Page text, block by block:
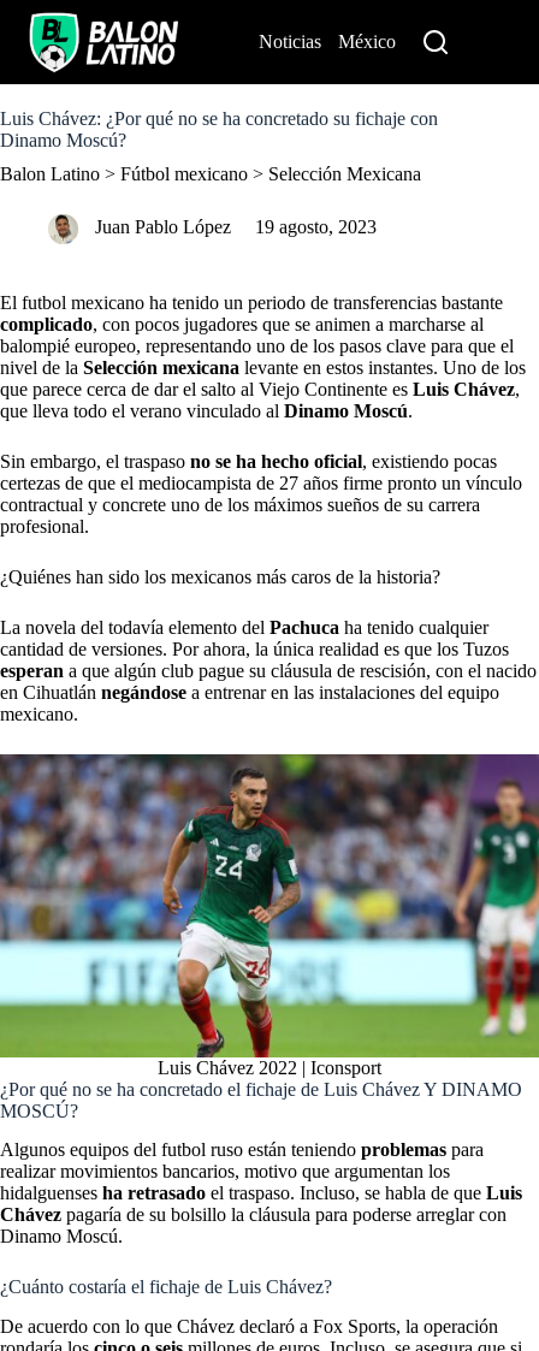
o
c
n
Noticias México
Luis Chávez: ¿Por qué no se ha concretado su fichaje con
Dinamo Moscú?
Balon Latino > Fútbol mexicano > Selección Mexicana
Juan Pablo López 19 agosto, 2023
El futbol mexicano ha tenido un periodo de transferencias bastante
complicado, con pocos jugadores que se animen a marcharse al
balompié europeo, representando uno de los pasos clave para que el
nivel de la Selección mexicana levante en estos instantes. Uno de los
que parece cerca de dar el salto al Viejo Continente es Luis Chávez,
que lleva todo el verano vinculado al Dinamo Moscú.
Sin embargo, el traspaso no se ha hecho oficial, existiendo pocas
certezas de que el mediocampista de 27 años firme pronto un vínculo
contractual y concrete uno de los máximos sueños de su carrera
profesional.
¿Quiénes han sido los mexicanos más caros de la historia?
La novela del todavía elemento del Pachuca ha tenido cualquier
cantidad de versiones. Por ahora, la única realidad es que los Tuzos
esperan a que algún club pague su cláusula de rescisión, con el nacido
en Cihuatlán negándose a entrenar en las instalaciones del equipo
mexicano.
Luis Chávez 2022 | Iconsport
¿Por qué no se ha concretado el fichaje de Luis Chávez Y DINAMO
MOSCÚ?
Algunos equipos del futbol ruso están teniendo problemas para
realizar movimientos bancarios, motivo que argumentan los
hidalguenses ha retrasado el traspaso. Incluso, se habla de que Luis
Chávez pagaría de su bolsillo la cláusula para poderse arreglar con
Dinamo Moscú.
¿Cuánto costaría el fichaje de Luis Chávez?
De acuerdo con lo que Chávez declaró a Fox Sports, la operación